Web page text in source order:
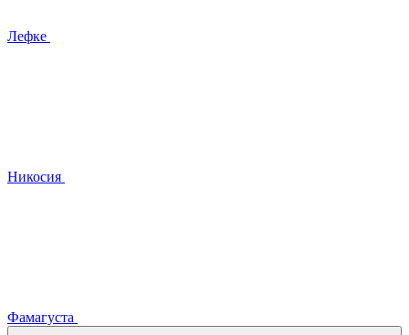
Лефке
Никосия
Фамагуста